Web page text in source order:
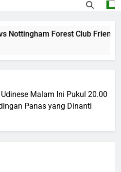
Forest Club Friendly
Malam Ini Pukul 20.00
Panas yang Dinanti